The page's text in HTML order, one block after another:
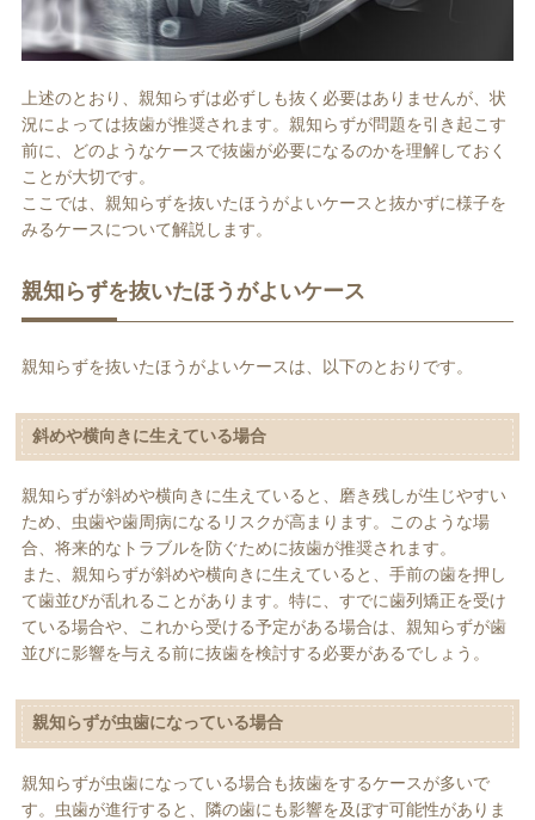
上述のとおり、親知らずは必ずしも抜く必要はありませんが、状
況によっては抜歯が推奨されます。親知らずが問題を引き起こす
前に、どのようなケースで抜歯が必要になるのかを理解しておく
ことが大切です。
ここでは、親知らずを抜いたほうがよいケースと抜かずに様子を
みるケースについて解説します。
親知らずを抜いたほうがよいケース
親知らずを抜いたほうがよいケースは、以下のとおりです。
斜めや横向きに生えている場合
親知らずが斜めや横向きに生えていると、磨き残しが生じやすい
ため、虫歯や歯周病になるリスクが高まります。このような場
合、将来的なトラブルを防ぐために抜歯が推奨されます。
また、親知らずが斜めや横向きに生えていると、手前の歯を押し
て歯並びが乱れることがあります。特に、すでに歯列矯正を受け
ている場合や、これから受ける予定がある場合は、親知らずが歯
並びに影響を与える前に抜歯を検討する必要があるでしょう。
親知らずが虫歯になっている場合
親知らずが虫歯になっている場合も抜歯をするケースが多いで
す。虫歯が進行すると、隣の歯にも影響を及ぼす可能性がありま